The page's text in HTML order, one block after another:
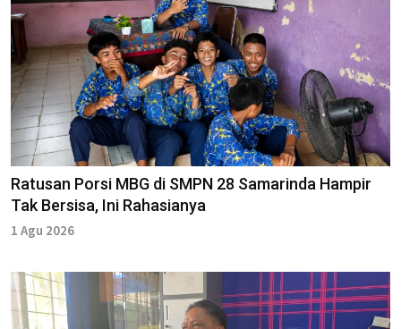
Ratusan Porsi MBG di SMPN 28 Samarinda Hampir
Tak Bersisa, Ini Rahasianya
1 Agu 2026